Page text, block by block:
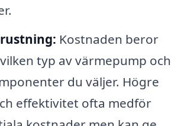
Kostnaden beror
typ av värmepump och
du väljer. Högre
effektivitet ofta medför